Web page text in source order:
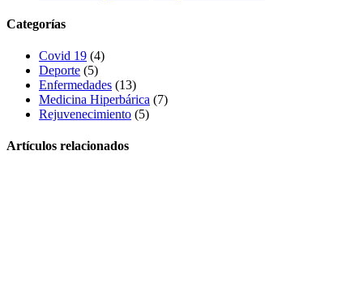
Categorías
Covid 19 (4)
Deporte (5)
Enfermedades (13)
Medicina Hiperbárica (7)
Rejuvenecimiento (5)
Artículos relacionados